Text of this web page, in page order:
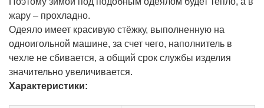
жару – прохладно.
Одеяло имеет красивую стёжку, выполненную на
одноигольной машине, за счет чего, наполнитель в
чехле не сбивается, а общий срок службы изделия
значительно увеличивается.
Характеристики: